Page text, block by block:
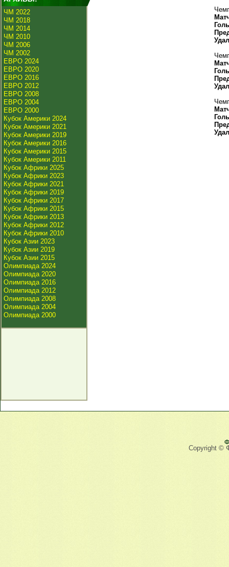
ЧМ 2022
ЧМ 2018
ЧМ 2014
ЧМ 2010
ЧМ 2006
ЧМ 2002
ЕВРО 2024
ЕВРО 2020
ЕВРО 2016
ЕВРО 2012
ЕВРО 2008
ЕВРО 2004
ЕВРО 2000
Кубок Америки 2024
Кубок Америки 2021
Кубок Америки 2019
Кубок Америки 2016
Кубок Америки 2015
Кубок Америки 2011
Кубок Африки 2025
Кубок Африки 2023
Кубок Африки 2021
Кубок Африки 2019
Кубок Африки 2017
Кубок Африки 2015
Кубок Африки 2013
Кубок Африки 2012
Кубок Африки 2010
Кубок Азии 2023
Кубок Азии 2019
Кубок Азии 2015
Олимпиада 2024
Олимпиада 2020
Олимпиада 2016
Олимпиада 2012
Олимпиада 2008
Олимпиада 2004
Олимпиада 2000
Copyright ©